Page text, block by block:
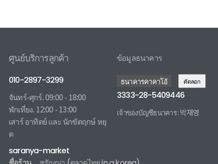
ศูนย์บริการลูกค้า
010-2897-3299
จันทร์-ศุกร์. 09:00 - 18:00
พักเที่ยง. 12:00 - 13:00
เสาร์ อาทิตย์ และ นักขัตฤกษ์ หยุ
ด
ข้อมูลธนาคาร
ธนาคารคาคาโอ้ คัดลอก
3333-28-5409446
เจ้าของบัญชีธนาคาร : 박재영
saranya-market